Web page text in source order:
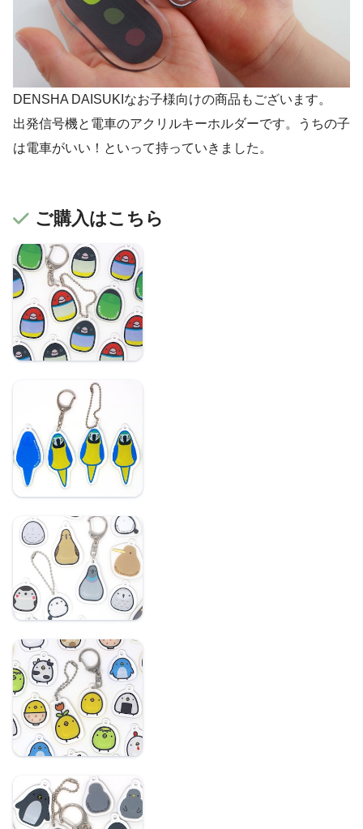
DENSHA DAISUKIなお子様向けの商品もございます。
出発信号機と電車のアクリルキーホルダーです。うちの子
は電車がいい！といって持っていきました。
ご購入はこちら
コキンチョウ：記名が
できるアクリルキーホ
ルダー
コンゴウインコ：記名
ができるアクリルキー
ホルダー
野鳥：記名ができるア
クリルキーホルダー
ひよこさん：記名がで
きるアクリルキーホル
ダー